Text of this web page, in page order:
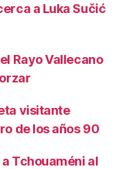
a Luka Sučić
Rayo Vallecano
visitante
de los años 90
Tchouaméni al